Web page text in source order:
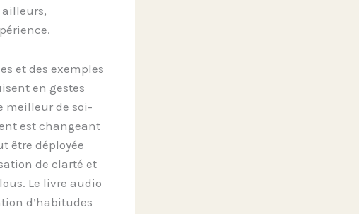
et des exemples
en gestes
meilleur de soi-
est changeant
être déployée
de clarté et
Le livre audio
d’habitudes